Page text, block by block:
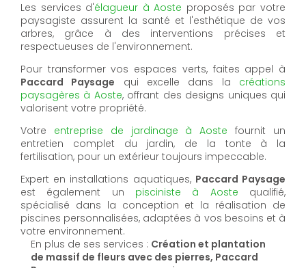
Les services d'élagueur à Aoste proposés par votre
paysagiste assurent la santé et l'esthétique de vos
arbres, grâce à des interventions précises et
respectueuses de l'environnement.
Pour transformer vos espaces verts, faites appel à
Paccard Paysage qui excelle dans la créations
paysagères à Aoste, offrant des designs uniques qui
valorisent votre propriété.
Votre entreprise de jardinage à Aoste fournit un
entretien complet du jardin, de la tonte à la
fertilisation, pour un extérieur toujours impeccable.
Expert en installations aquatiques, Paccard Paysage
est également un pisciniste à Aoste qualifié,
spécialisé dans la conception et la réalisation de
piscines personnalisées, adaptées à vos besoins et à
votre environnement.
En plus de ses services : Création et plantation
de massif de fleurs avec des pierres, Paccard